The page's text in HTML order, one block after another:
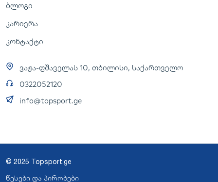
ბლოგი
კარიერა
კონტაქტი
ვაჟა-ფშაველას 10, თბილისი, საქართველო
0322052120
info@topsport.ge
© 2025 Topsport.ge
წესები და პირობები